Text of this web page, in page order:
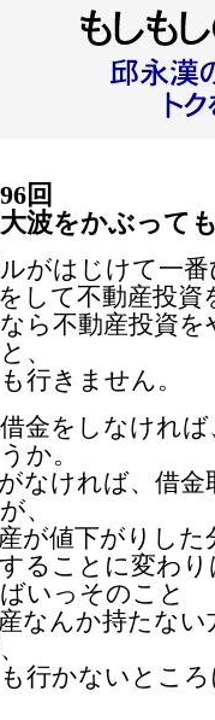
回
波をかぶって
がはじけて一
して不動産投
ら不動産投資
、
行きません。
金をしなけれ
か。
なければ、借
、
が値下がりし
ることに変わ
いっそのこと
なんか持たな
行かないとこ